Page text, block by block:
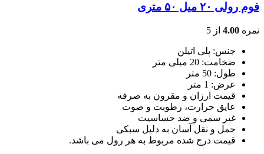
فوم رولی ۲۰ میل ۵۰ متری
نمره 4.00 از 5
جنس: پلی اتیلن
ضخامت: 20 میلی متر
طول: 50 متر
عرض: 1 متر
قیمت ارزان و مقرون به صرفه
عایق حرارت، رطوبت و صوت
غیر سمی و ضد حساسیت
حمل و نقل آسان به دلیل سبکی
قیمت درج شده مربوط به هر رول می باشد.